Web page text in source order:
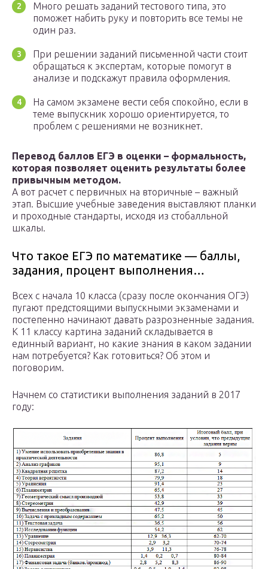
Много решать заданий тестового типа, это
поможет набить руку и повторить все темы не
один раз.
При решении заданий письменной части стоит
обращаться к экспертам, которые помогут в
анализе и подскажут правила оформления.
На самом экзамене вести себя спокойно, если в
теме выпускник хорошо ориентируется, то
проблем с решениями не возникнет.
Перевод баллов ЕГЭ в оценки – формальность,
которая позволяет оценить результаты более
привычным методом.
А вот расчет с первичных на вторичные – важный
этап. Высшие учебные заведения выставляют планки
и проходные стандарты, исходя из стобалльной
шкалы.
Что такое ЕГЭ по математике — баллы,
задания, процент выполнения…
Всех с начала 10 класса (сразу после окончания ОГЭ)
пугают предстоящими выпускными экзаменами и
постепенно начинают давать разрозненные задания.
К 11 классу картина заданий складывается в
единный вариант, но какие знания в каком задании
нам потребуется? Как готовиться? Об этом и
поговорим.
Начнем со статистики выполнения заданий в 2017
году: